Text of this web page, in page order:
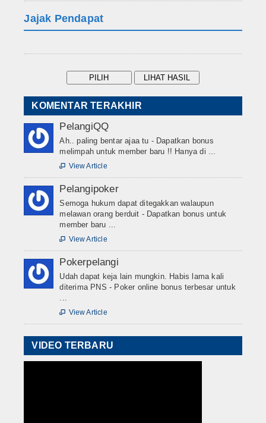
Jajak Pendapat
KOMENTAR TERAKHIR
PelangiQQ
Ah.. paling bentar ajaa tu - Dapatkan bonus
melimpah untuk member baru !! Hanya di ...
 View Article
Pelangipoker
Semoga hukum dapat ditegakkan walaupun
melawan orang berduit - Dapatkan bonus untuk
member baru ...
 View Article
Pokerpelangi
Udah dapat keja lain mungkin. Habis lama kali
diterima PNS - Poker online bonus terbesar untuk
 View Article
VIDEO TERBARU